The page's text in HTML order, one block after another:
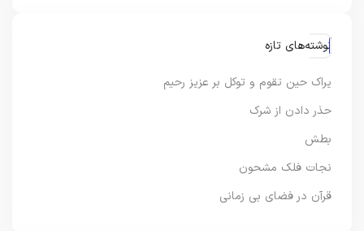
نوشته‌های تازه
یراک حین تقوم و توکل بر عزیز رحیم
حذر دادن از شرک
بطش
نجات فلک مشحون
قرآن در فضای بی زمانی